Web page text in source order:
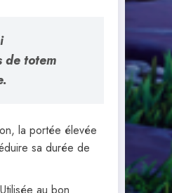
de totem
la portée élevée
sa durée de